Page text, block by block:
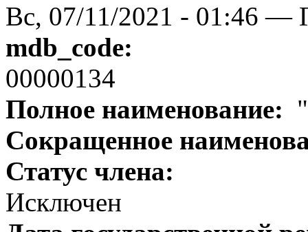
Вс, 07/11/2021 - 01:46 —
mdb_code:
00000134
Полное наименование:
Сокращенное
Статус члена:
Исключен